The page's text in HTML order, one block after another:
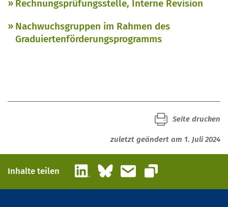
Rechnungsprüfungsstelle, Interne Revision
Nachwuchsgruppen im Rahmen des
Graduiertenförderungsprogramms
zuletzt geändert am 1. Juli 2024
Seite drucken
Inhalte teilen LinkedInBlueskyE-Mail
Link kopieren